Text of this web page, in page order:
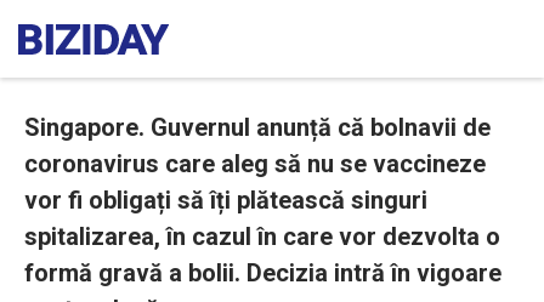
Singapore. Guvernul anunță că bolnavii de
coronavirus care aleg să nu se vaccineze
vor fi obligați să îți plătească singuri
spitalizarea, în cazul în care vor dezvolta o
formă gravă a bolii. Decizia intră în vigoare